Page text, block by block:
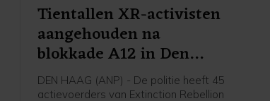
Tientallen XR-activisten
aangehouden na
blokkade A12 in Den
Haag
DEN HAAG (ANP) - De politie heeft 45
actievoerders van Extinction Rebellion